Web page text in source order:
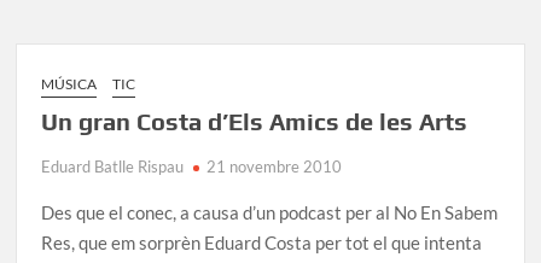
o
k
n
te
MÚSICA TIC
Un gran Costa d’Els Amics de les Arts
Eduard Batlle Rispau 21 novembre 2010
Des que el conec, a causa d’un podcast per al No En Sabem
Res, que em sorprèn Eduard Costa per tot el que intenta